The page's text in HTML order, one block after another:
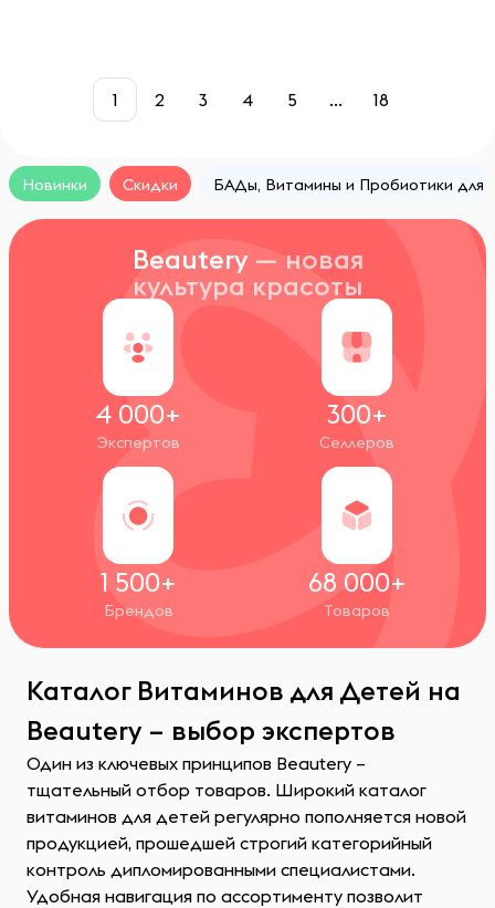
1 2 3 4 5 ... 18
Новинки Скидки БАДы, Витамины и Пробиотики для
Beautery — новая
культура красоты
4 000+
Экспертов
300+
Селлеров
1 500+
Брендов
68 000+
Товаров
Каталог Витаминов для Детей на
Beautery – выбор экспертов
Один из ключевых принципов Beautery –
тщательный отбор товаров. Широкий каталог
витаминов для детей регулярно пополняется новой
продукцией, прошедшей строгий категорийный
контроль дипломированными специалистами.
Удобная навигация по ассортименту позволит